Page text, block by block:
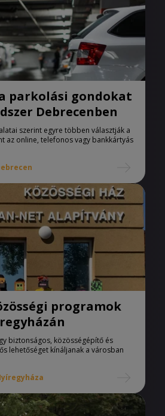
parkolási gondokat
Debrecenben
szerint egyre többen választják a
az online, telefonos vagy bankkártyás
programok
biztonságos, közösségépítő és
lehetőséget kínáljanak a városban